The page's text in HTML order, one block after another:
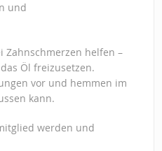
und
Zahnschmerzen helfen –
Öl freizusetzen.
vor und hemmen im
kann.
werden und